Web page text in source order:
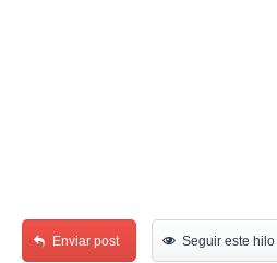
Enviar post Seguir este hilo